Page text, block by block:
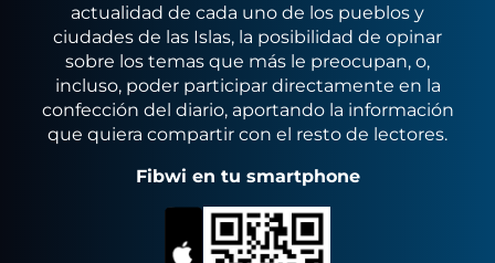
actualidad de cada uno de los pueblos y
ciudades de las Islas, la posibilidad de opinar
sobre los temas que más le preocupan, o,
incluso, poder participar directamente en la
confección del diario, aportando la información
que quiera compartir con el resto de lectores.
Fibwi en tu smartphone